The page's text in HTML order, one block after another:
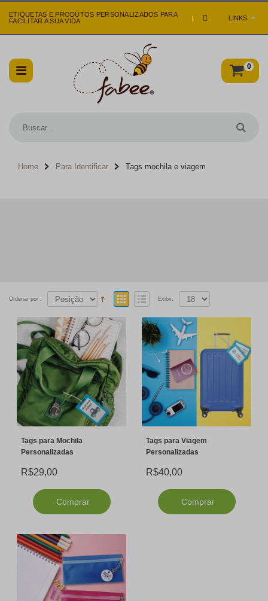
LINKS
ETIQUETAS E PRODUTOS PERSONALIZADOS PARA
FACILITAR A SUA VIDA
|
0
Home Para Identificar Tags mochila e viagem
Ordenar por : Exibir:
Tags para Mochila
Personalizadas
R$29,00
Comprar
Tags para Viagem
Personalizadas
R$40,00
Comprar